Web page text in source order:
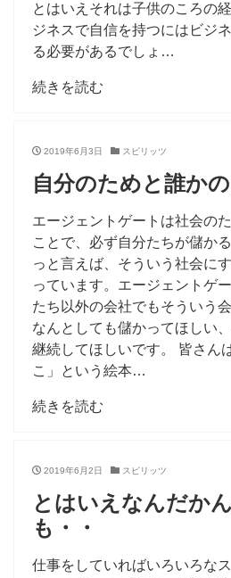
とはいえそれは子供のころの
ジネスで自信を持つにはビジ
る必要があるでしょ…
続きを読む
2019年6月3日 スピリッツ
自分のためと誰か
エージェントゲートは社会の
ことで、必ず自分たちが儲か
っと言えば、そういう社会に
っています。エージェントゲ
たち以外の会社でもそういう
なんとしても儲かってほしい
継続してほしいです。 皆さん
こ」という絵本…
続きを読む
2019年6月2日 スピリッツ
とはいえなんだか
も・・
仕事をしていればいろいろな